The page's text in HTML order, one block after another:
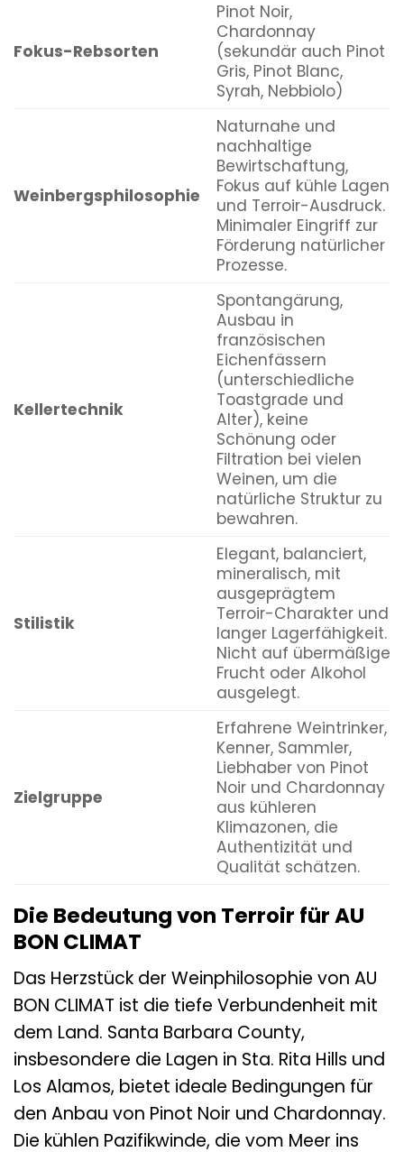
Fokus-Rebsorten
Pinot Noir,
Chardonnay
(sekundär auch Pinot
Gris, Pinot Blanc,
Syrah, Nebbiolo)
Weinbergsphilosophie
Naturnahe und
nachhaltige
Bewirtschaftung,
Fokus auf kühle Lagen
und Terroir-Ausdruck.
Minimaler Eingriff zur
Förderung natürlicher
Prozesse.
Kellertechnik
Spontangärung,
Ausbau in
französischen
Eichenfässern
(unterschiedliche
Toastgrade und
Alter), keine
Schönung oder
Filtration bei vielen
Weinen, um die
natürliche Struktur zu
bewahren.
Stilistik
Elegant, balanciert,
mineralisch, mit
ausgeprägtem
Terroir-Charakter und
langer Lagerfähigkeit.
Nicht auf übermäßige
Frucht oder Alkohol
ausgelegt.
Zielgruppe
Erfahrene Weintrinker,
Kenner, Sammler,
Liebhaber von Pinot
Noir und Chardonnay
aus kühleren
Klimazonen, die
Authentizität und
Qualität schätzen.
Die Bedeutung von Terroir für AU
BON CLIMAT
Das Herzstück der Weinphilosophie von AU
BON CLIMAT ist die tiefe Verbundenheit mit
dem Land. Santa Barbara County,
insbesondere die Lagen in Sta. Rita Hills und
Los Alamos, bietet ideale Bedingungen für
den Anbau von Pinot Noir und Chardonnay.
Die kühlen Pazifikwinde, die vom Meer ins